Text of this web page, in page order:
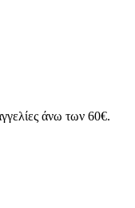
άνω των 60€.